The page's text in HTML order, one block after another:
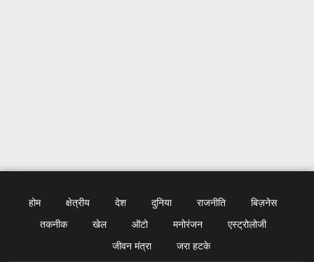
होम क्षेत्रीय देश दुनिया राजनीति
बिज़नेस
तकनीक
खेल ऑटो मनोरंजन
एस्ट्रोलोजी
जीवन मंत्रा
जरा हटके